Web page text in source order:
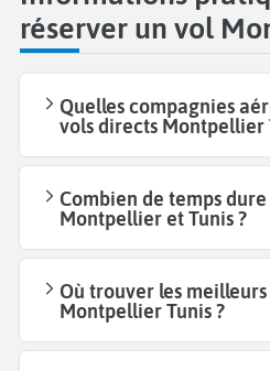
réserver un vol
Quelles compagnies
vols directs Montpellier
Combien de temps
Montpellier et Tunis ?
Où trouver les
Montpellier Tunis ?